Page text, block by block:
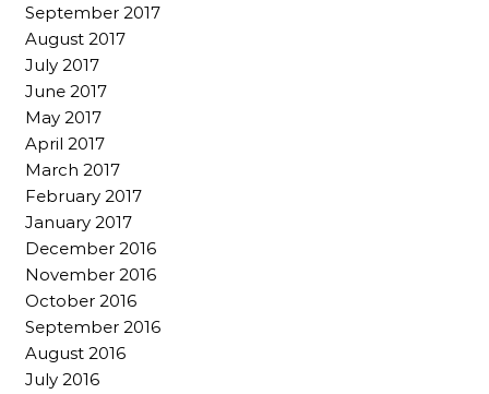
September 2017
August 2017
July 2017
June 2017
May 2017
April 2017
March 2017
February 2017
January 2017
December 2016
November 2016
October 2016
September 2016
August 2016
July 2016